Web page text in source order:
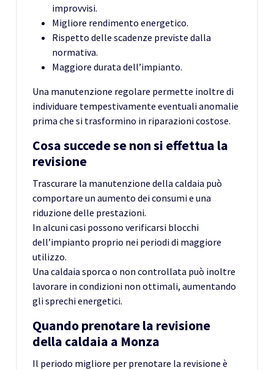
improvvisi.
Migliore rendimento energetico.
Rispetto delle scadenze previste dalla
normativa.
Maggiore durata dell’impianto.
Una manutenzione regolare permette inoltre di
individuare tempestivamente eventuali anomalie
prima che si trasformino in riparazioni costose.
Cosa succede se non si effettua la
revisione
Trascurare la manutenzione della caldaia può
comportare un aumento dei consumi e una
riduzione delle prestazioni.
In alcuni casi possono verificarsi blocchi
dell’impianto proprio nei periodi di maggiore
utilizzo.
Una caldaia sporca o non controllata può inoltre
lavorare in condizioni non ottimali, aumentando
gli sprechi energetici.
Quando prenotare la revisione
della caldaia a Monza
Il periodo migliore per prenotare la revisione è